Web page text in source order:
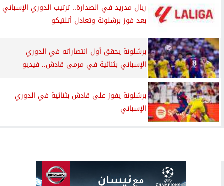
ريال مدريد في الصدارة.. ترتيب الدوري الإسباني
بعد فوز برشلونة وتعادل أتلتيكو
برشلونة يحقق أول انتصاراته في الدوري
الإسباني بثنائية في مرمى قادش.. فيديو
برشلونة يفوز على قادش بثنائية في الدوري
الإسباني